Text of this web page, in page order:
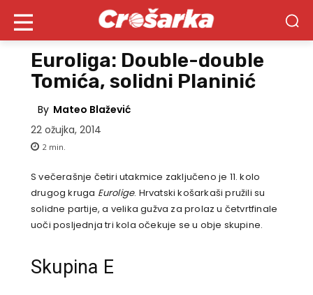
Euroliga: Double-double
Tomića, solidni Planinić
By Mateo Blažević
22 ožujka, 2014
2 min.
S večerašnje četiri utakmice zaključeno je 11. kolo
drugog kruga Eurolige. Hrvatski košarkaši pružili su
solidne partije, a velika gužva za prolaz u četvrtfinale
uoči posljednja tri kola očekuje se u obje skupine.
Skupina E